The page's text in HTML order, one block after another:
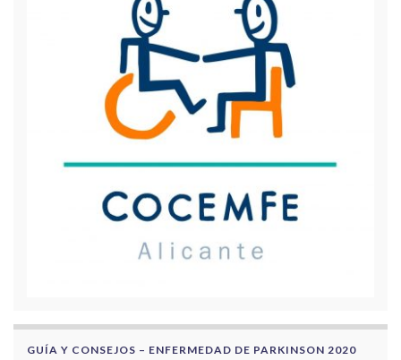
GUÍA Y CONSEJOS – ENFERMEDAD DE PARKINSON 2020